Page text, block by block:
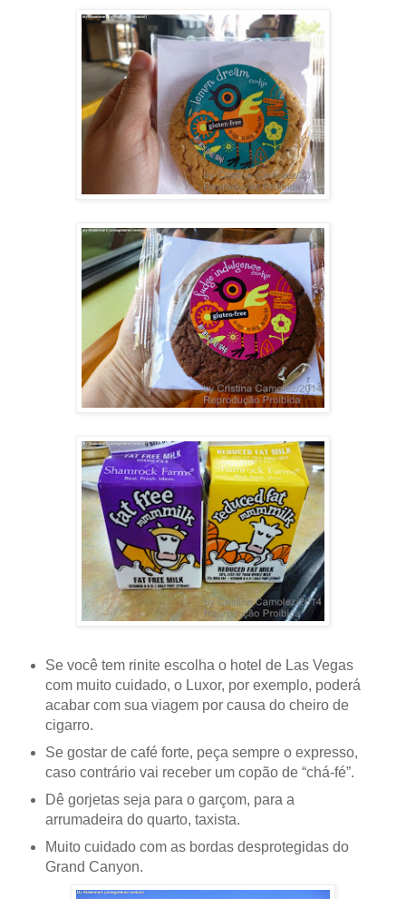
Se você tem rinite escolha o hotel de Las Vegas
com muito cuidado, o Luxor, por exemplo, poderá
acabar com sua viagem por causa do cheiro de
cigarro.
Se gostar de café forte, peça sempre o expresso,
caso contrário vai receber um copão de “chá-fé”.
Dê gorjetas seja para o garçom, para a
arrumadeira do quarto, taxista.
Muito cuidado com as bordas desprotegidas do
Grand Canyon.